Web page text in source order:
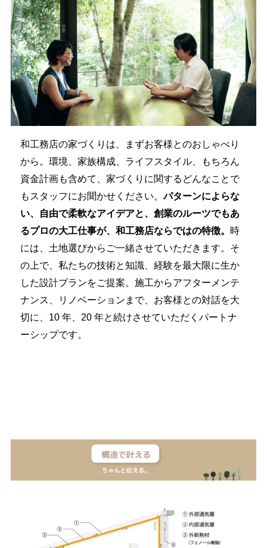
和工務店の家づくりは、まずお客様とのおしゃべり
から。環境、家族構成、ライフスタイル、もちろん
資金計画も含めて、家づくりに関するどんなことで
もスタッフにお聞かせください。パターンによらな
い、自由で柔軟なアイデアと、創業のルーツでもあ
るプロの大工仕事が、和工務店ならではの特徴。 時
には、土地選びからご一緒させていただきます。そ
の上で、私たちの技術と知識、経験を最大限に生か
した設計プランをご提案。施工からアフターメンテ
ナンス、リノベーションまで、お客様との対話を大
切に、10 年、20 年と続けさせていただくパートナ
ーシップです。